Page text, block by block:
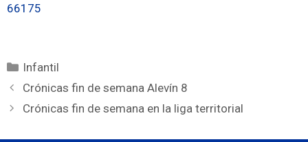
66175
Infantil
Crónicas fin de semana Alevín 8
Crónicas fin de semana en la liga territorial